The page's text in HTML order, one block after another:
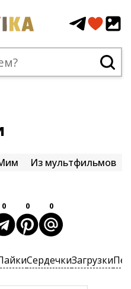
Из мультфильмов
0 0 0
СердечкиЗагрузки